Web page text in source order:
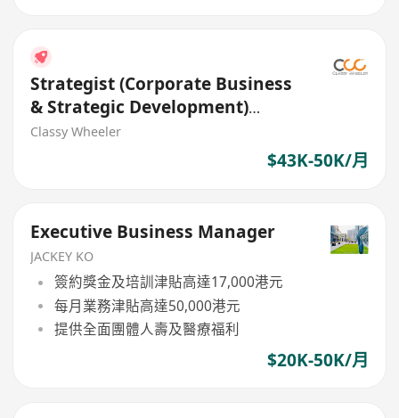
Strategist (Corporate Business
& Strategic Development)
(Bank)
Classy Wheeler
$43K-50K/月
Executive Business Manager
JACKEY KO
簽約獎金及培訓津貼高達17,000港元
每月業務津貼高達50,000港元
提供全面團體人壽及醫療福利
$20K-50K/月